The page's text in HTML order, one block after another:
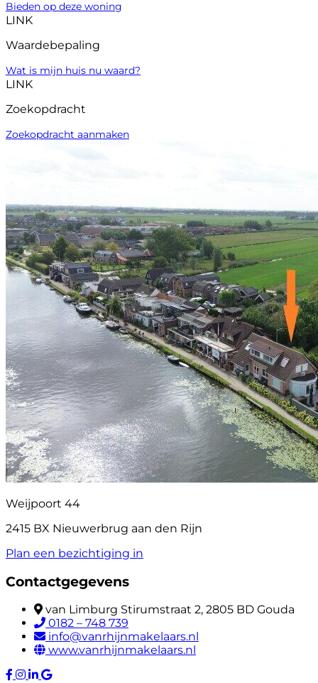
Bieden op deze woning
LINK
Waardebepaling
Wat is mijn huis nu waard?
LINK
Zoekopdracht
Zoekopdracht aanmaken
Weijpoort 44
2415 BX Nieuwerbrug aan den Rijn
Plan een bezichtiging in
Contactgegevens
van Limburg Stirumstraat 2, 2805 BD Gouda
0182 – 748 739
info@vanrhijnmakelaars.nl
www.vanrhijnmakelaars.nl